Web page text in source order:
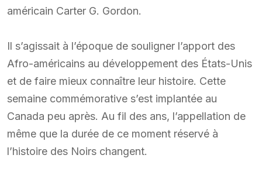
américain Carter G. Gordon.
Il s’agissait à l’époque de souligner l’apport des
Afro-américains au développement des États-Unis
et de faire mieux connaître leur histoire. Cette
semaine commémorative s’est implantée au
Canada peu après. Au fil des ans, l’appellation de
même que la durée de ce moment réservé à
l’histoire des Noirs changent.